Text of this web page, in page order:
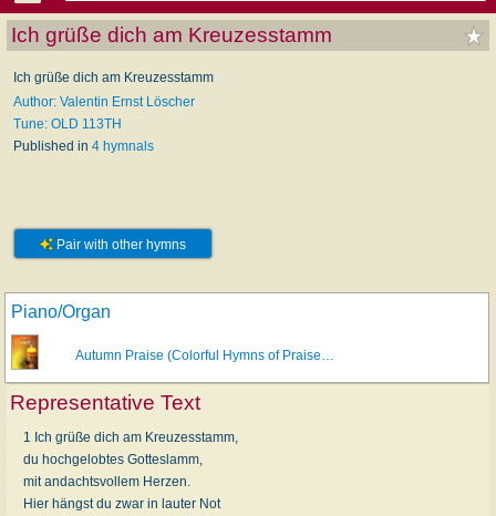
Ich grüße dich am Kreuzesstamm
Ich grüße dich am Kreuzesstamm
Author: Valentin Ernst Löscher
Tune: OLD 113TH
Published in 4 hymnals
Pair with other hymns
Piano/Organ
Autumn Praise (Colorful Hymns of Praise…
Representative Text
1 Ich grüße dich am Kreuzesstamm,
du hochgelobtes Gotteslamm,
mit andachtsvollem Herzen.
Hier hängst du zwar in lauter Not